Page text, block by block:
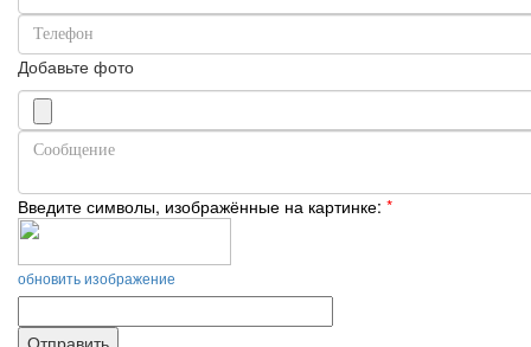
Добавьте фото
Введите символы, изображённые на картинке: *
обновить изображение